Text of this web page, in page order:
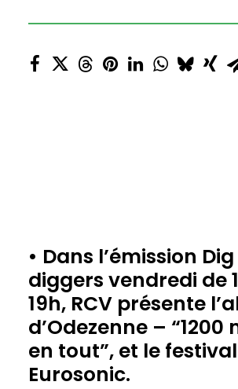
• Dans l’émission
diggers vendredi de
19h, RCV présente
d’Odezenne – “1200
en tout”, et le festival
Eurosonic.